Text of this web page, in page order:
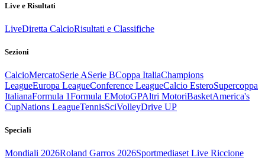
Live e Risultati
LiveDiretta CalcioRisultati e Classifiche
Sezioni
CalcioMercatoSerie ASerie BCoppa ItaliaChampions
LeagueEuropa LeagueConference LeagueCalcio EsteroSupercoppa
ItalianaFormula 1Formula EMotoGPAltri MotoriBasketAmerica's
CupNations LeagueTennisSciVolleyDrive UP
Speciali
Mondiali 2026Roland Garros 2026Sportmediaset Live Riccione